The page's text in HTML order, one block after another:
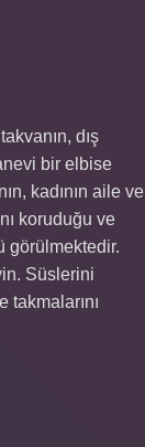
dış
bir elbise
kadının aile ve
koruduğu ve
görülmektedir.
Süslerini
takmalarını